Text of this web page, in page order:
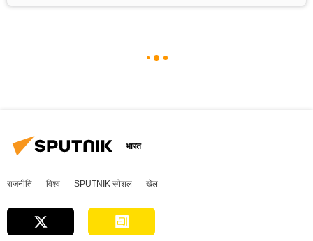
भारत
राजनीति विश्व SPUTNIK स्पेशल खेल